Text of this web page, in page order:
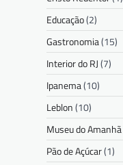
Educação(2)
Gastronomia(15)
Interior do RJ(7)
Ipanema(10)
Leblon(10)
Museu do Amanhã
Pão de Açúcar(1)